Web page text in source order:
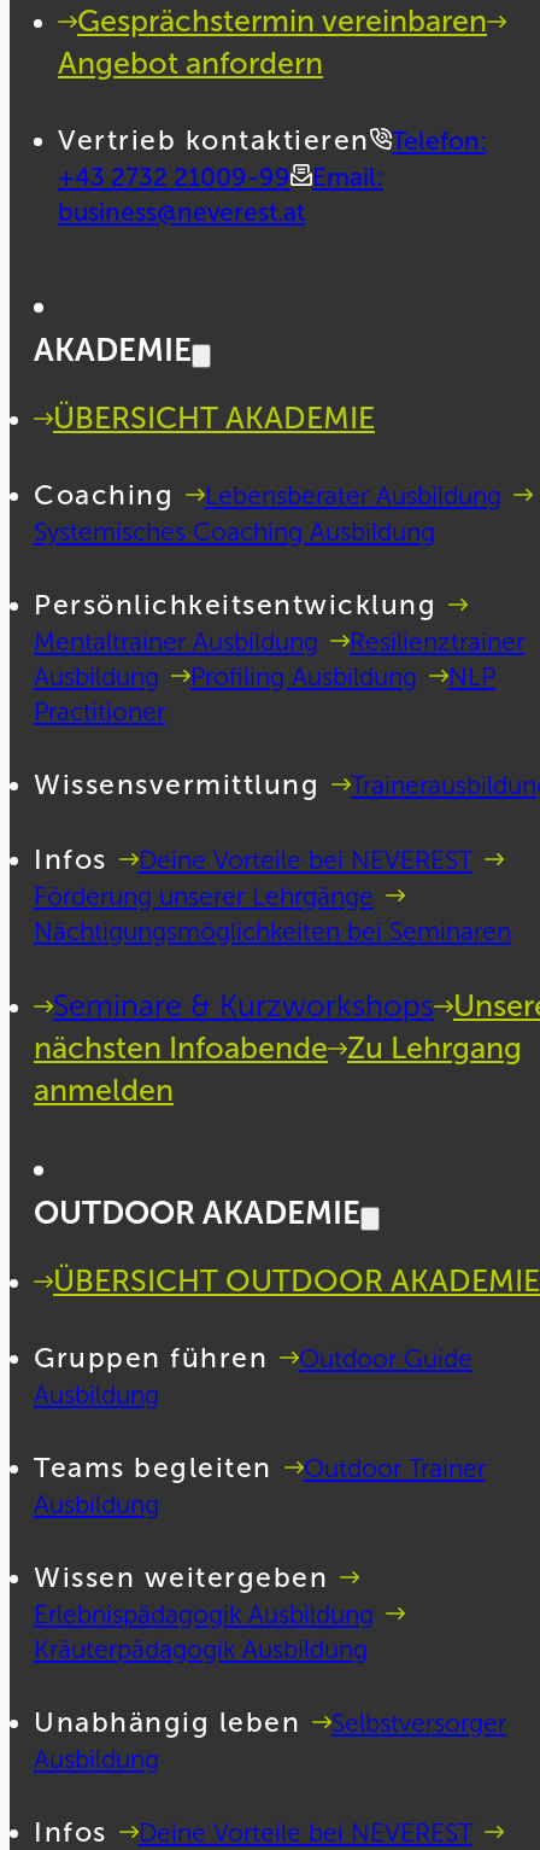
Gesprächstermin vereinbaren
Angebot anfordern
Vertrieb kontaktieren
Telefon:
+43 2732 21009-99
Email:
business@neverest.at
AKADEMIE
ÜBERSICHT AKADEMIE
Coaching
Lebensberater Ausbildung
Systemisches Coaching Ausbildung
Persönlichkeitsentwicklung
Mentaltrainer Ausbildung
Resilienztrainer
Ausbildung
Profiling Ausbildung
NLP
Practitioner
Wissensvermittlung
Infos
Deine Vorteile bei NEVEREST
Förderung unserer Lehrgänge
Nächtigungsmöglichkeiten bei Seminaren
Seminare & Kurzworkshops
nächsten Infoabende Zu Lehrgang
anmelden
OUTDOOR AKADEMIE
ÜBERSICHT OUTDOOR AKADEMIE
Gruppen führen
Outdoor Guide
Ausbildung
Teams begleiten
Outdoor Trainer
Ausbildung
Wissen weitergeben
Erlebnispädagogik Ausbildung
Kräuterpädagogik Ausbildung
Unabhängig leben
Selbstversorger
Ausbildung
Infos
Deine Vorteile bei NEVEREST